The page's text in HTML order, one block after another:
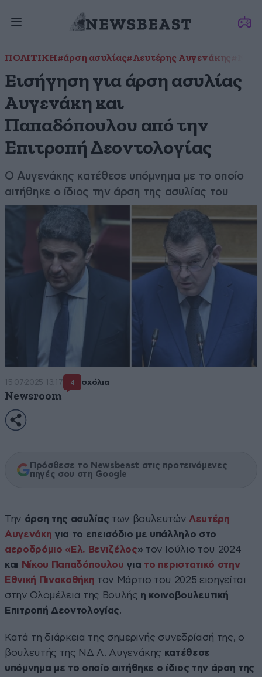
ΠΟΛΙΤΙΚΗ#άρση ασυλίας#Λευτέρης Αυγενάκης
Εισήγηση για άρση ασυλίας
Αυγενάκη και
Παπαδόπουλου από την
Επιτροπή Δεοντολογίας
Ο Αυγενάκης κατέθεσε υπόμνημα με το οποίο
αιτήθηκε ο ίδιος την άρση της ασυλίας του
15·07·2025 13:17 4 σχόλια
Newsroom
Πρόσθεσε το Newsbeast στις προτεινόμενες
πηγές σου στη Google
Την άρση της ασυλίας των βουλευτών Λευτέρη
Αυγενάκη για το επεισόδιο με υπάλληλο στο
αεροδρόμιο «Ελ. Βενιζέλος» τον Ιούλιο του 2024
και Νίκου Παπαδόπουλου για το περιστατικό στην
Εθνική Πινακοθήκη τον Μάρτιο του 2025 εισηγείται
στην Ολομέλεια της Βουλής η κοινοβουλευτική
Επιτροπή Δεοντολογίας.
Κατά τη διάρκεια της σημερινής συνεδρίασή της, ο
βουλευτής της ΝΔ Λ. Αυγενάκης κατέθεσε
υπόμνημα με το οποίο αιτήθηκε ο ίδιος την άρση της